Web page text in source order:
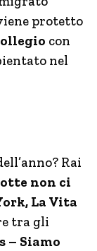
protetto
con
nel
Rai
non ci
La Vita
tra gli
– Siamo